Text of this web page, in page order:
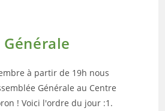
à partir de 19h nous
Générale au Centre
! Voici l'ordre du jour :1.